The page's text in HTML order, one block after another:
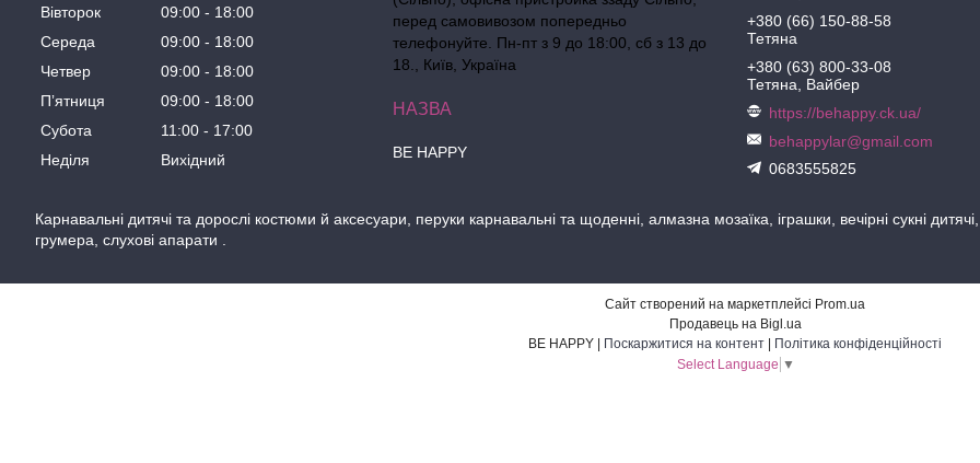
Вівторок
09:00
18:00
Середа
09:00
18:00
Четвер
09:00
18:00
Пʼятниця
09:00
18:00
Субота
11:00
17:00
Неділя
Вихідний
перед самовивозом попередньо
телефонуйте. Пн-пт з 9 до 18:00, сб з 13 до
18., Київ, Україна
BE HAPPY
+380 (66) 150-88-58
Тетяна
+380 (63) 800-33-08
Тетяна, Вайбер
https://behappy.ck.ua/
behappylar@gmail.com
0683555825
Карнавальні дитячі та дорослі костюми й аксесуари, перуки карнавальні та щоденні, алмазна мозаїка, іграшки, вечірні сукні
грумера, слухові апарати .
Сайт створений на маркетплейсі Prom.ua
Продавець на Bigl.ua
Поскаржитися на контент
Політика конфіденційності
Select Language ▼